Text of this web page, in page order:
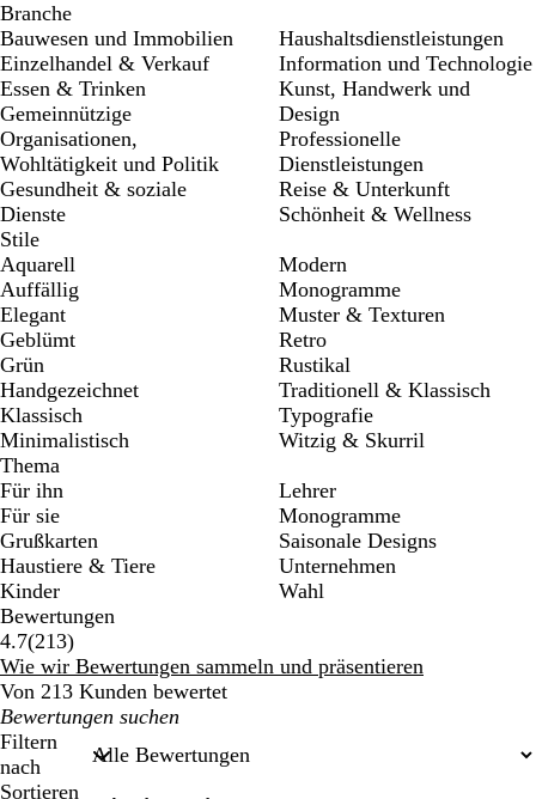
Branche
Bauwesen und Immobilien
Einzelhandel & Verkauf
Essen & Trinken
Gemeinnützige
Organisationen,
Wohltätigkeit und Politik
Gesundheit & soziale
Dienste
Haushaltsdienstleistungen
Information und Technologie
Kunst, Handwerk und
Design
Professionelle
Dienstleistungen
Reise & Unterkunft
Schönheit & Wellness
Stile
Aquarell
Auffällig
Elegant
Geblümt
Grün
Handgezeichnet
Klassisch
Minimalistisch
Modern
Monogramme
Muster & Texturen
Retro
Rustikal
Traditionell & Klassisch
Typografie
Witzig & Skurril
Thema
Für ihn
Für sie
Grußkarten
Haustiere & Tiere
Kinder
Lehrer
Monogramme
Saisonale Designs
Unternehmen
Wahl
Bewertungen
4.7(213213
Bewertungen
)
Wie wir Bewertungen sammeln und präsentieren
Von 213 Kunden bewertet
Meine
Sucheingaben
Filtern
nach
Sortieren